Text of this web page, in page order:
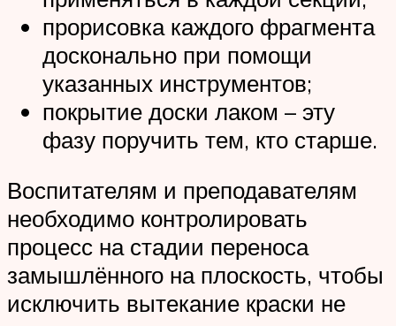
прорисовка каждого фрагмента
досконально при помощи
указанных инструментов;
покрытие доски лаком – эту
фазу поручить тем, кто старше.
Воспитателям и преподавателям
необходимо контролировать
процесс на стадии переноса
замышлённого на плоскость, чтобы
исключить вытекание краски не